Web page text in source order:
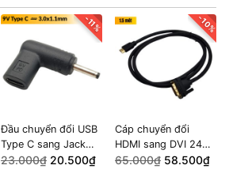
-11%
Đầu chuyển đổi USB
Type C sang Jack
DC 3.0x1.1mm (9v)
23.000₫ 20.500₫
-10%
Cáp chuyển đổi
HDMI sang DVI 24+1
1.5 mét
65.000₫ 58.500₫